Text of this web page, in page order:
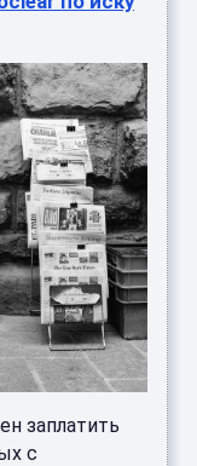
заплатить
с